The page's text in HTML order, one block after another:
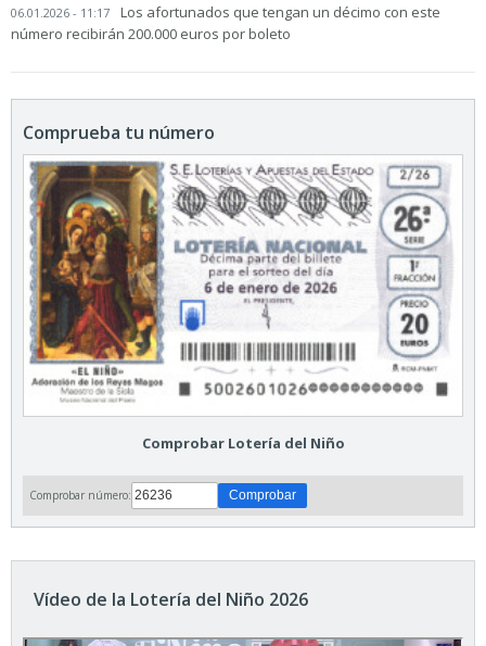
06.01.2026 - 11:17
Los afortunados que tengan un décimo con este
número recibirán 200.000 euros por boleto
Comprueba tu número
Comprobar Lotería del Niño
Comprobar número:
Vídeo de la Lotería del Niño 2026